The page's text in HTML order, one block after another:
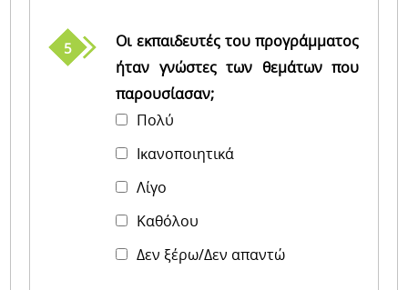
Οι εκπαιδευτές του προγράμματος
ήταν γνώστες των θεμάτων που
παρουσίασαν;
Πολύ
Iκανοποιητικά
Λίγο
Καθόλου
Δεν ξέρω/Δεν απαντώ